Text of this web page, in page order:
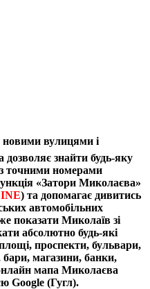
вулицями і
знайти будь-яку
з точними номерами
«Затори Миколаєва»
) та допомагає дивитись
автомобільних
показати Миколаїв зі
абсолютно будь-які
проспекти, бульвари,
магазини, банки,
мапа Миколаєва
Google (Гугл).